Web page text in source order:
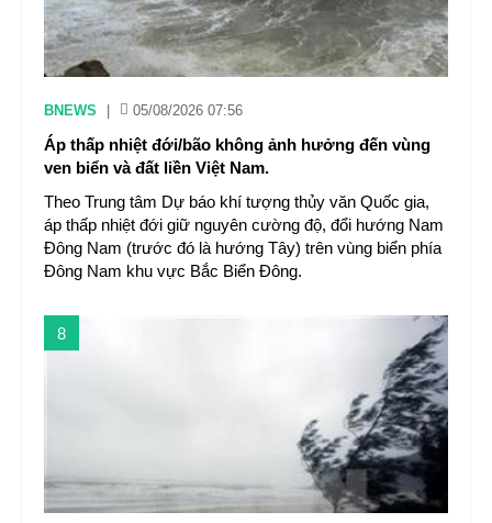
BNEWS 05/08/2026 07:56
Áp thấp nhiệt đới/bão không ảnh hưởng đến vùng
ven biển và đất liền Việt Nam.
Theo Trung tâm Dự báo khí tượng thủy văn Quốc gia,
áp thấp nhiệt đới giữ nguyên cường độ, đổi hướng Nam
Đông Nam (trước đó là hướng Tây) trên vùng biển phía
Đông Nam khu vực Bắc Biển Đông.
8